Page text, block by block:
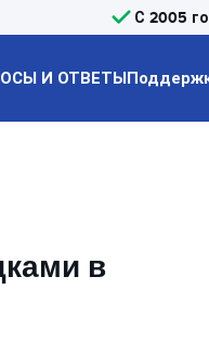
С 2005
И ОТВЕТЫ
в